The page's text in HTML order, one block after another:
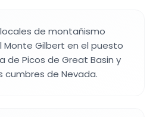
de montañismo
Monte Gilbert en el puesto
de Picos de Great Basin y
cumbres de Nevada.